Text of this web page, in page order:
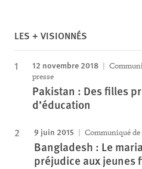
LES + VISIONNÉS
12 novembre 2018
presse
Pakistan : Des filles
d’éducation
9 juin 2015 Communiqué de
Bangladesh : Le
préjudice aux jeunes